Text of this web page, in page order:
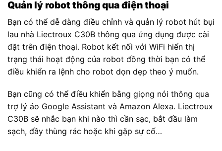
Quản lý robot thông qua điện thoại
Bạn có thể dễ dàng điều chỉnh và quản lý robot hút bụi
lau nhà Liectroux C30B thông qua ứng dụng được cài
đặt trên điện thoại. Robot kết nối với WiFi hiển thị
trạng thái hoạt động của robot đồng thời bạn có thể
điều khiển ra lệnh cho robot dọn dẹp theo ý muốn.
Bạn cũng có thể điều khiển bằng giọng nói thông qua
trợ lý ảo Google Assistant và Amazon Alexa. Liectroux
C30B sẽ nhắc bạn khi nào thì cần sạc, bắt đầu làm
sạch, đầy thùng rác hoặc khi gặp sự cố…